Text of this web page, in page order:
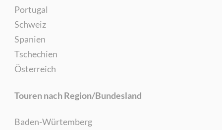
Portugal
Schweiz
Spanien
Tschechien
Österreich
Touren nach Region/Bundesland
Baden-Würtemberg